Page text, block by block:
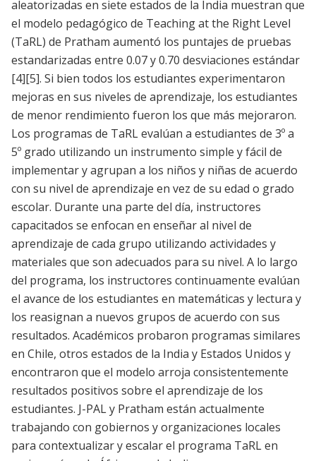
aleatorizadas en siete estados de la India muestran que
el modelo pedagógico de Teaching at the Right Level
(TaRL) de Pratham aumentó los puntajes de pruebas
estandarizadas entre 0.07 y 0.70 desviaciones estándar
[4][5]. Si bien todos los estudiantes experimentaron
mejoras en sus niveles de aprendizaje, los estudiantes
de menor rendimiento fueron los que más mejoraron.
Los programas de TaRL evalúan a estudiantes de 3º a
5º grado utilizando un instrumento simple y fácil de
implementar y agrupan a los niños y niñas de acuerdo
con su nivel de aprendizaje en vez de su edad o grado
escolar. Durante una parte del día, instructores
capacitados se enfocan en enseñar al nivel de
aprendizaje de cada grupo utilizando actividades y
materiales que son adecuados para su nivel. A lo largo
del programa, los instructores continuamente evalúan
el avance de los estudiantes en matemáticas y lectura y
los reasignan a nuevos grupos de acuerdo con sus
resultados. Académicos probaron programas similares
en Chile, otros estados de la India y Estados Unidos y
encontraron que el modelo arroja consistentemente
resultados positivos sobre el aprendizaje de los
estudiantes. J-PAL y Pratham están actualmente
trabajando con gobiernos y organizaciones locales
para contextualizar y escalar el programa TaRL en